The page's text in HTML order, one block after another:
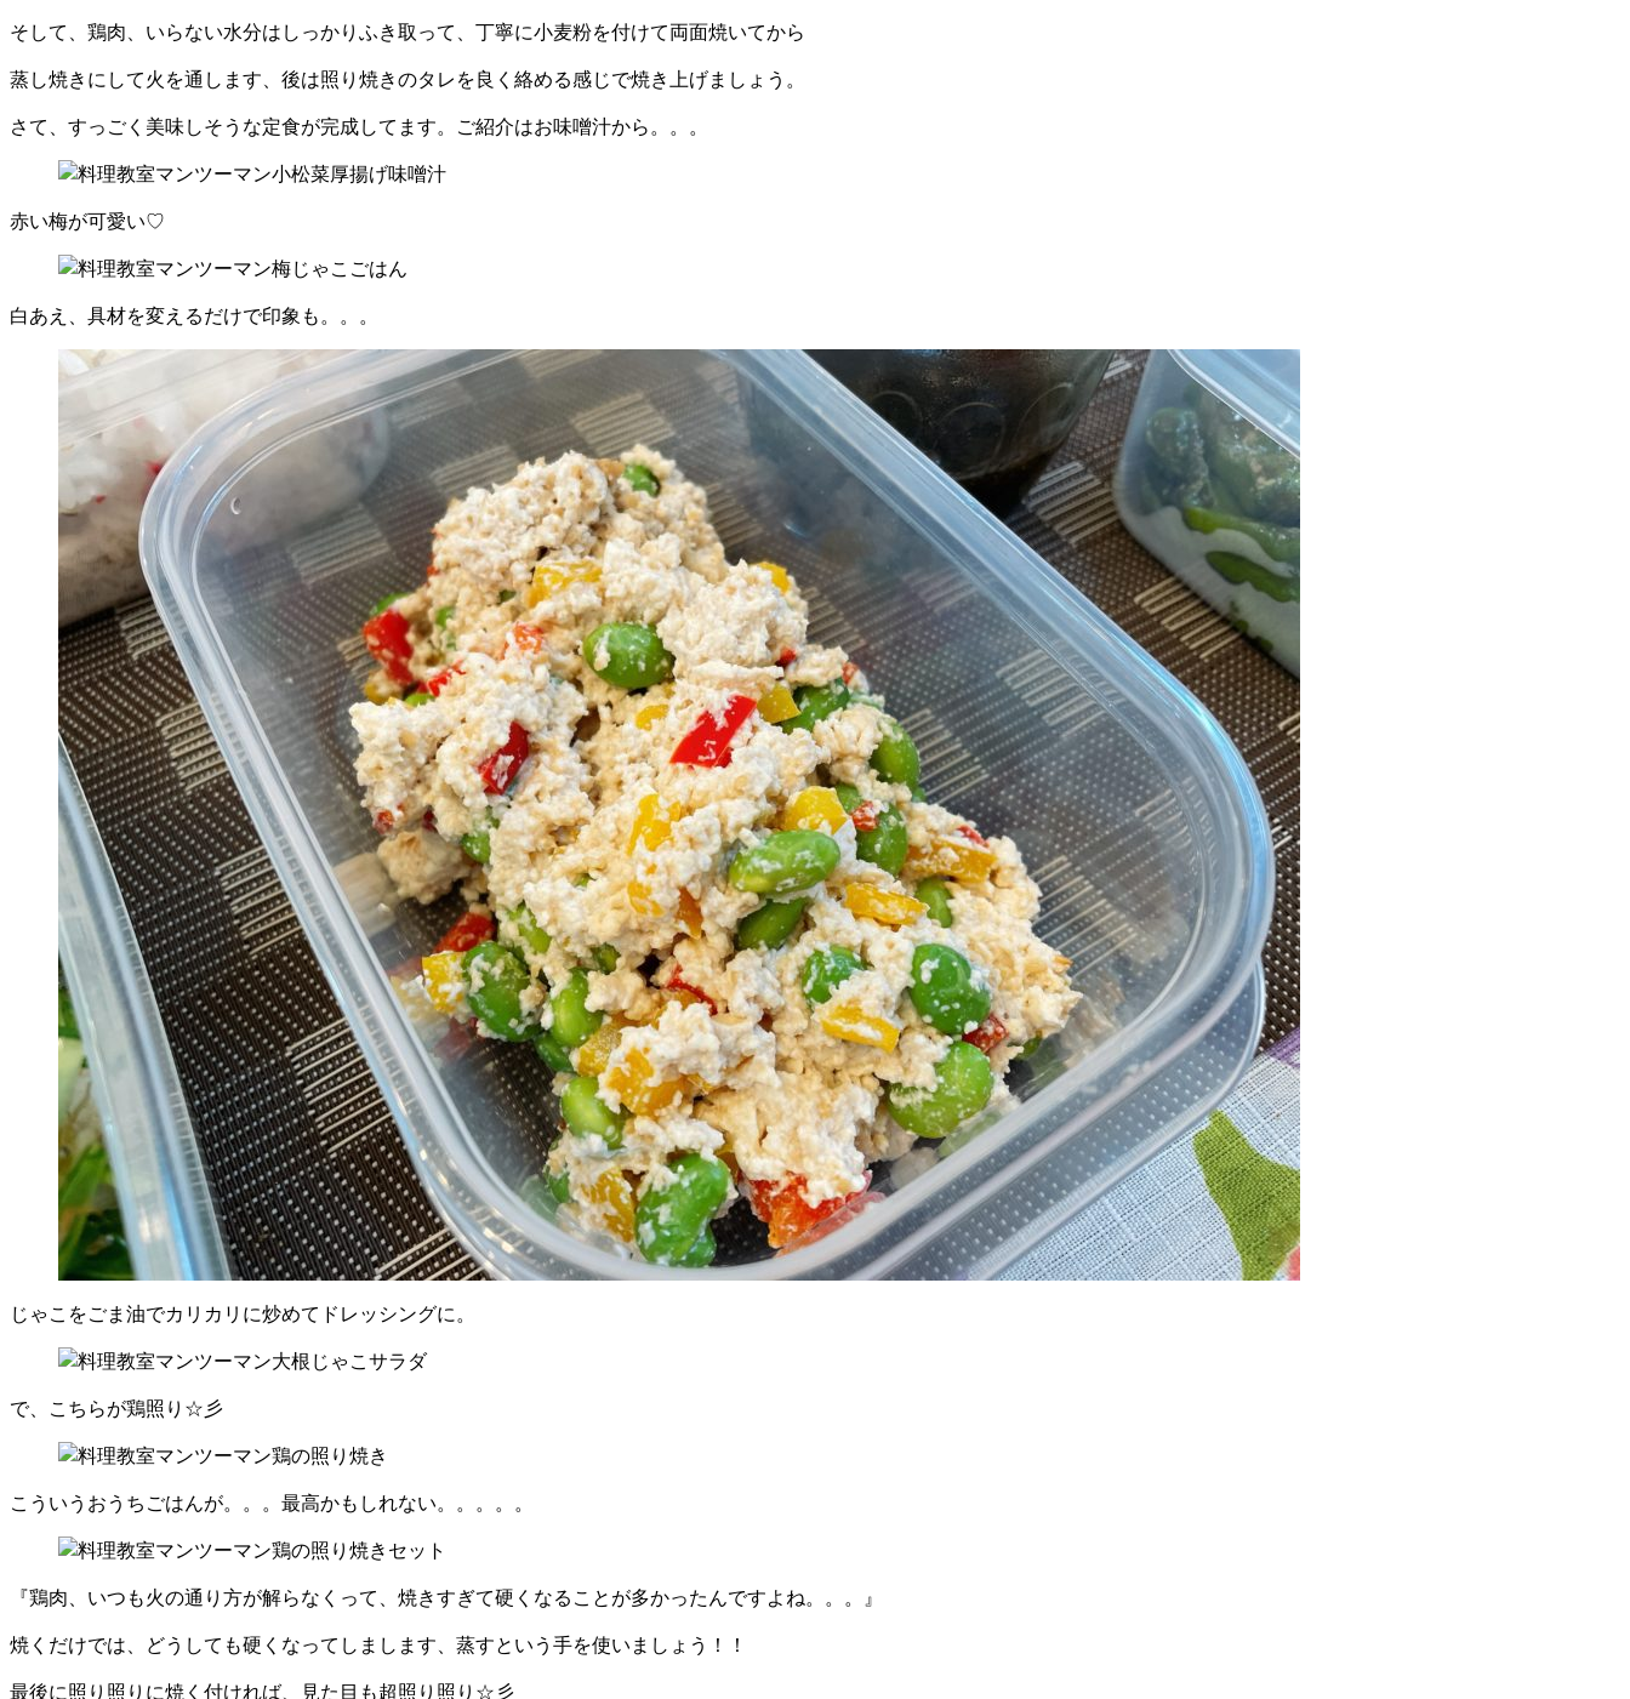
そして、鶏肉、いらない水分はしっかりふき取って、丁寧に小麦粉を付けて両面焼いてから
蒸し焼きにして火を通します、後は照り焼きのタレを良く絡める感じで焼き上げましょう。
さて、すっごく美味しそうな定食が完成してます。ご紹介はお味噌汁から。。。
赤い梅が可愛い♡
白あえ、具材を変えるだけで印象も。。。
じゃこをごま油でカリカリに炒めてドレッシングに。
で、こちらが鶏照り☆彡
こういうおうちごはんが。。。最高かもしれない。。。。。
『鶏肉、いつも火の通り方が解らなくって、焼きすぎて硬くなることが多かったんですよね。。。』
焼くだけでは、どうしても硬くなってしまします、蒸すという手を使いましょう！！
最後に照り照りに焼く付ければ、見た目も超照り照り☆彡